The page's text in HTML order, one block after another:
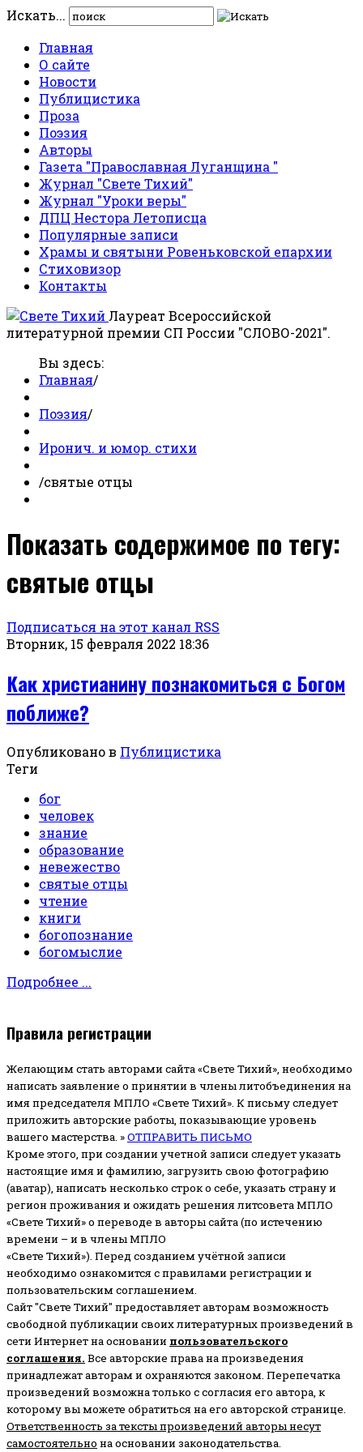
Искать...
Главная
О сайте
Новости
Публицистика
Проза
Поэзия
Авторы
Газета "Православная Луганщина "
Журнал "Свете Тихий"
Журнал "Уроки веры"
ДПЦ Нестора Летописца
Популярные записи
Храмы и святыни Ровеньковской епархии
Стиховизор
Контакты
Лауреат Всероссийской
литературной премии СП России "СЛОВО-2021".
Вы здесь:
Главная/
Поэзия/
Иронич. и юмор. стихи
/святые отцы
Показать содержимое по тегу:
святые отцы
Подписаться на этот канал RSS
Вторник, 15 февраля 2022 18:36
Как христианину познакомиться с Богом
поближе?
Опубликовано в Публицистика
Теги
бог
человек
знание
образование
невежество
святые отцы
чтение
книги
богопознание
богомыслие
Подробнее ...
Правила регистрации
Желающим стать авторами сайта «Свете Тихий», необходимо
написать заявление о принятии в члены литобъединения на
имя председателя МПЛО «Свете Тихий». К письму следует
приложить авторские работы, показывающие уровень
вашего мастерства. »ОТПРАВИТЬ ПИСЬМО
Кроме этого, при создании учетной записи следует указать
настоящие имя и фамилию, загрузить свою фотографию
(аватар), написать несколько строк о себе, указать страну и
регион проживания и ожидать решения литсовета МПЛО
«Свете Тихий» о переводе в авторы сайта (по истечению
времени – и в члены МПЛО
«Свете Тихий»). Перед созданием учётной записи
необходимо ознакомится с правилами регистрации и
пользовательским соглашением.
Сайт "Свете Тихий" предоставляет авторам возможность
свободной публикации своих литературных произведений в
сети Интернет на основании пользовательского
соглашения. Все авторские права на произведения
принадлежат авторам и охраняются законом. Перепечатка
произведений возможна только с согласия его автора, к
которому вы можете обратиться на его авторской странице.
Ответственность за тексты произведений авторы несут
самостоятельно на основании законодательства.